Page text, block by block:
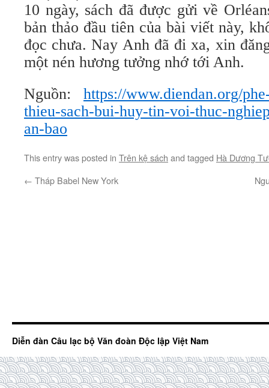
10 ngày, sách đã được gửi về
bản thảo đầu tiên của bài viết này,
đọc chưa. Nay Anh đã đi xa, xin
một nén hương tưởng nhớ tới Anh.
Nguồn: https://www.diendan.org/
thieu-sach-bui-huy-tin-voi-thuc-
an-bao
This entry was posted in Trên kệ sách and tagged Hà Dương
← Tháp Babel New York
Diễn đàn Câu lạc bộ Văn đoàn Độc lập Việt Nam